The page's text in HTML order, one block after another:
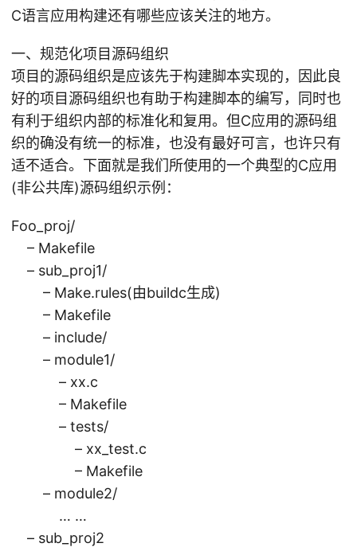
C语言应用构建还有哪些应该关注的地方。
一、规范化项目源码组织
项目的源码组织是应该先于构建脚本实现的，因此良
好的项目源码组织也有助于构建脚本的编写，同时也
有利于组织内部的标准化和复用。但C应用的源码组
织的确没有统一的标准，也没有最好可言，也许只有
适不适合。下面就是我们所使用的一个典型的C应用
(非公共库)源码组织示例：
Foo_proj/
– Makefile
– sub_proj1/
– Make.rules(由buildc生成)
– Makefile
– include/
– module1/
– xx.c
– Makefile
– tests/
– xx_test.c
– Makefile
– module2/
… …
– sub_proj2